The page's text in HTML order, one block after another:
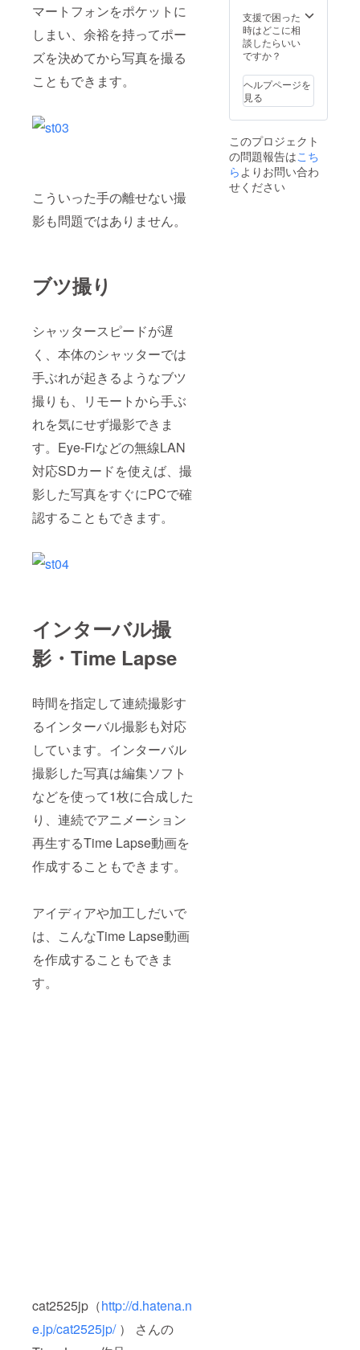
マートフォンをポケットに
しまい、余裕を持ってポー
ズを決めてから写真を撮る
こともできます。
こういった手の離せない撮
影も問題ではありません。
ブツ撮り
シャッタースピードが遅
く、本体のシャッターでは
手ぶれが起きるようなブツ
撮りも、リモートから手ぶ
れを気にせず撮影できま
す。Eye-Fiなどの無線LAN
対応SDカードを使えば、撮
影した写真をすぐにPCで確
認することもできます。
インターバル撮
影・Time Lapse
時間を指定して連続撮影す
るインターバル撮影も対応
しています。インターバル
撮影した写真は編集ソフト
などを使って1枚に合成した
り、連続でアニメーション
再生するTime Lapse動画を
作成することもできます。
アイディアや加工しだいで
は、こんなTime Lapse動画
を作成することもできま
す。
cat2525jp（http://d.hatena.n
e.jp/cat2525jp/ ） さんの
支援で困った
時はどこに相
談したらいい
ですか？
ヘルプページを
見る
このプロジェクト
の問題報告はこち
らよりお問い合わ
せください